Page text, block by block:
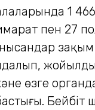
1 466
пен 27
зақым
өзге